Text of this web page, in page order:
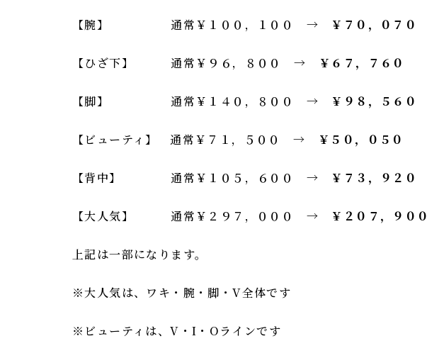
【腕】 通常￥１００，１００ → ￥７０，０７０
【ひざ下】 通常￥９６，８００ → ￥６７，７６０
【脚】 通常￥１４０，８００ → ￥９８，５６０
【ビューティ】 通常￥７１，５００ → ￥５０，０５０
【背中】 通常￥１０５，６００ → ￥７３，９２０
【大人気】 通常￥２９７，０００ → ￥２０７，９００
上記は一部になります。
※大人気は、ワキ・腕・脚・V全体です
※ビューティは、V・I・Oラインです